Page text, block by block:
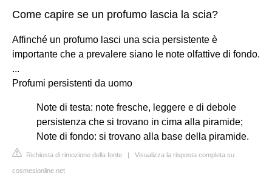
Come capire se un profumo lascia la scia?
Affinché un profumo lasci una scia persistente è
importante che a prevalere siano le note olfattive di fondo.
...
Profumi persistenti da uomo
Note di testa: note fresche, leggere e di debole
persistenza che si trovano in cima alla piramide;
Note di fondo: si trovano alla base della piramide.
Richiesta di rimozione della fonte | Visualizza la risposta completa su
cosmesionline.net